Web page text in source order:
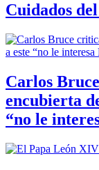
Cuidados
Carlos
encubierta
“no le